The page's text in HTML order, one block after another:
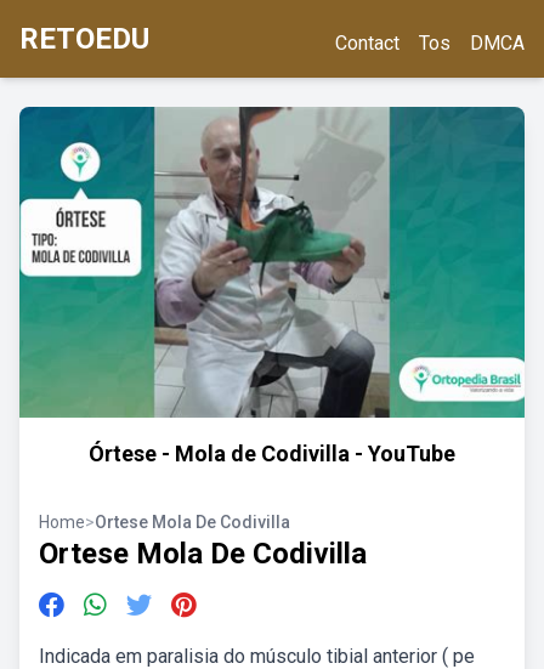
RETOEDU Contact Tos DMCA
Órtese - Mola de Codivilla - YouTube
Home>Ortese Mola De Codivilla
Ortese Mola De Codivilla
Indicada em paralisia do músculo tibial anterior ( pe